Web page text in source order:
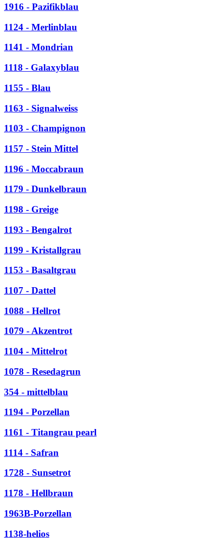
1916 - Pazifikblau
1124 - Merlinblau
1141 - Mondrian
1118 - Galaxyblau
1155 - Blau
1163 - Signalweiss
1103 - Champignon
1157 - Stein Mittel
1196 - Moccabraun
1179 - Dunkelbraun
1198 - Greige
1193 - Bengalrot
1199 - Kristallgrau
1153 - Basaltgrau
1107 - Dattel
1088 - Hellrot
1079 - Akzentrot
1104 - Mittelrot
1078 - Resedagrun
354 - mittelblau
1194 - Porzellan
1161 - Titangrau pearl
1114 - Safran
1728 - Sunsetrot
1178 - Hellbraun
1963B-Porzellan
1138-helios